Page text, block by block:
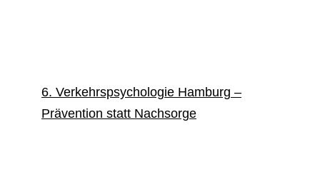
6. Verkehrspsychologie Hamburg –
Prävention statt Nachsorge